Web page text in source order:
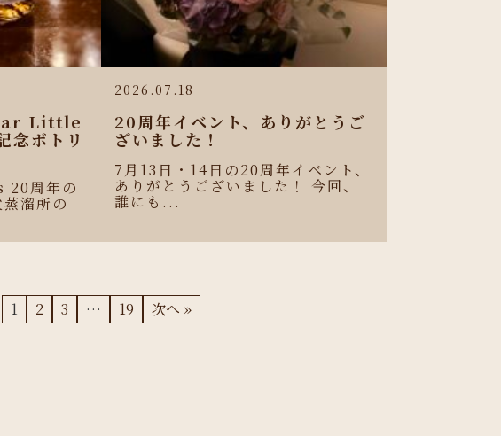
Little
ボトリ
周年の
溜所の
2026.07.18
20周年イベント、ありがとうご
ざいました！
7月13日・14日の20周年イベント、
ありがとうございました！ 今回、
誰にも...
1 2 3 … 19 次へ »